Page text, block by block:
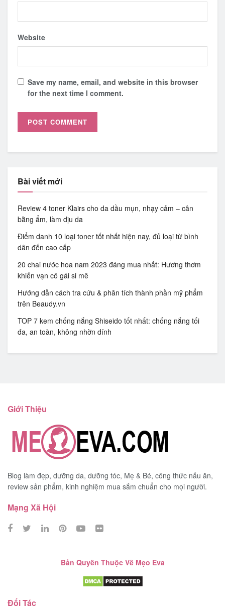
Website
Save my name, email, and website in this browser
for the next time I comment.
Bài viết mới
Review 4 toner Klairs cho da dầu mụn, nhạy cảm – cân
bằng ẩm, làm dịu da
Điểm danh 10 loại toner tốt nhất hiện nay, đủ loại từ bình
dân đến cao cấp
20 chai nước hoa nam 2023 đáng mua nhất: Hương thơm
khiến vạn cô gái si mê
Hướng dẫn cách tra cứu & phân tích thành phần mỹ phẩm
trên Beaudy.vn
TOP 7 kem chống nắng Shiseido tốt nhất: chống nắng tối
đa, an toàn, không nhờn dính
Giới Thiệu
Blog làm đẹp, dưỡng da, dưỡng tóc, Mẹ & Bé, công thức nấu ăn,
review sản phẩm, kinh nghiệm mua sắm chuẩn cho mọi người.
Mạng Xã Hội
Bản Quyền Thuộc Về Mẹo Eva
Đối Tác